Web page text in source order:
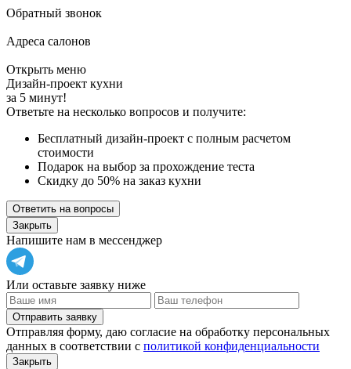
Обратный звонок
Адреса салонов
Открыть меню
Дизайн-проект кухни
за 5 минут!
Ответьте на несколько вопросов и получите:
Бесплатный дизайн-проект с полным расчетом
стоимости
Подарок на выбор за прохождение теста
Скидку до 50% на заказ кухни
Ответить на вопросы
Закрыть
Напишите нам в мессенджер
Или оставьте заявку ниже
Отправить заявку
Отправляя форму, даю согласие на обработку персональных
данных в соответствии с политикой конфиденциальности
Закрыть